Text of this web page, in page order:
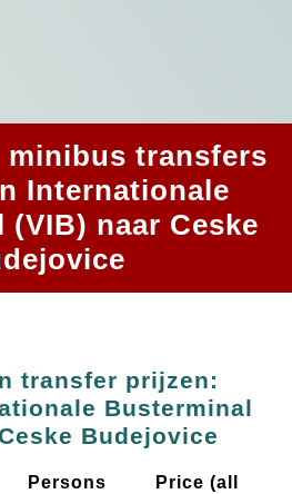
minibus transfers
Internationale
naar Ceske
transfer prijzen:
Busterminal
Budejovice
Persons
Price (all